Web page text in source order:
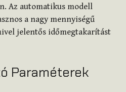
Az automatikus modell
a nagy mennyiségű
jelentős időmegtakarítást
Paraméterek